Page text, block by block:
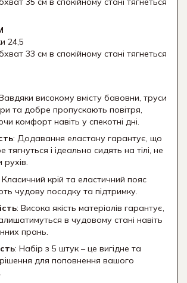
24,5
33 см в спокійному стані тягнеться
високому вмісту бавовни, труси
та добре пропускають повітря,
комфорт навіть у спекотні дні.
: Додавання еластану гарантує, що
тягнуться і ідеально сидять на тілі, не
Класичний крій та еластичний пояс
чудову посадку та підтримку.
: Висока якість матеріалів гарантує,
в чудовому стані навіть
прань.
: Набір з 5 штук – це вигідне та
для поповнення вашого